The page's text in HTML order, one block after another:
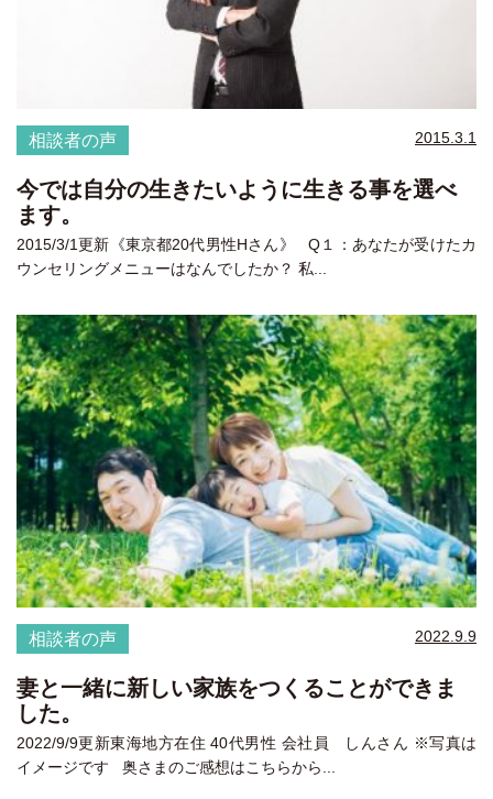
相談者の声 2015.3.1
今では自分の生きたいように生きる事を選べ
ます。
2015/3/1更新《東京都20代男性Hさん》 Q１：あなたが受けたカ
ウンセリングメニューはなんでしたか？ 私...
相談者の声 2022.9.9
妻と一緒に新しい家族をつくることができま
した。
2022/9/9更新東海地方在住 40代男性 会社員 しんさん ※写真は
イメージです 奥さまのご感想はこちらから...